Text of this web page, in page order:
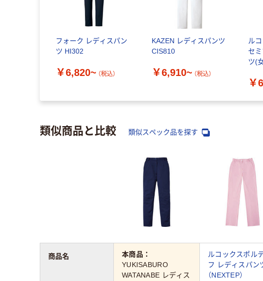
フォーク レディスパン
ツ HI302
￥6,820~ （税込）
KAZEN レディスパンツ
CIS810
￥6,910~ （税込）
ル
セ
ツ(
￥
類似商品と比較 類似スペック品を探す
本商品：
YUKISABURO
WATANABE レディス
ルコックスポル
フ レディスパン
（NEXTEP）
商品名